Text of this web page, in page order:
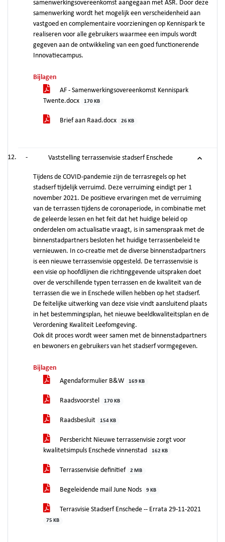
samenwerkingsovereenkomst aangegaan met ASR. Door deze
samenwerking wordt het mogelijk een verscheidenheid aan
vastgoed en complementaire voorzieningen op Kennispark te
realiseren voor alle gebruikers waarmee een impuls wordt
gegeven aan de ontwikkeling van een goed functionerende
Innovatiecampus.
Bijlagen
AF - Samenwerkingsovereenkomst Kennispark
Twente.docx
170 KB
Brief aan Raad.docx 26 KB
- Vaststelling terrassenvisie stadserf Enschede
Tijdens de COVID-pandemie zijn de terrasregels op het
stadserf tijdelijk verruimd. Deze verruiming eindigt per 1
november 2021. De positieve ervaringen met de verruiming
van de terrassen tijdens de coronaperiode, in combinatie met
de geleerde lessen en het feit dat het huidige beleid op
onderdelen om actualisatie vraagt, is in samenspraak met de
binnenstadpartners besloten het huidige terrassenbeleid te
vernieuwen. In co-creatie met de diverse binnenstadpartners
is een nieuwe terrassenvisie opgesteld. De terrassenvisie is
een visie op hoofdlijnen die richtinggevende uitspraken doet
over de verschillende typen terrassen en de kwaliteit van de
terrassen die we in Enschede willen hebben op het stadserf.
De feitelijke uitwerking van deze visie vindt aansluitend plaats
in het bestemmingsplan, het nieuwe beeldkwaliteitsplan en de
Verordening Kwaliteit Leefomgeving.
Ook dit proces wordt weer samen met de binnenstadpartners
en bewoners en gebruikers van het stadserf vormgegeven.
Bijlagen
Agendaformulier B&W
169 KB
Raadsvoorstel 170 KB
Raadsbesluit 154 KB
Persbericht Nieuwe terrassenvisie zorgt voor
kwalitetsimpuls Enschede vinnenstad
162 KB
Terrassenvisie definitief 2 MB
Begeleidende mail June Nods 9 KB
Terrasvisie Stadserf Enschede -- Errata 29-11-2021
75 KB